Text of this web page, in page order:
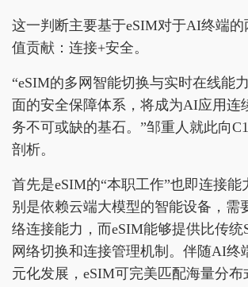
这一判断主要基于eSIM对于AI终端的
值贡献：连接+安全。
“eSIM的多网智能切换与实时在线能
面的安全保障体系，将成为AI应用连
务不可或缺的基石。”邹重人就此向
剖析。
首先是eSIM的“本职工作”也即连接
别是依赖云端大模型的智能设备，需
络连接能力，而eSIM能够提供比传统
网络切换和连接管理机制。伴随AI终
元化发展，eSIM可完美匹配海量分